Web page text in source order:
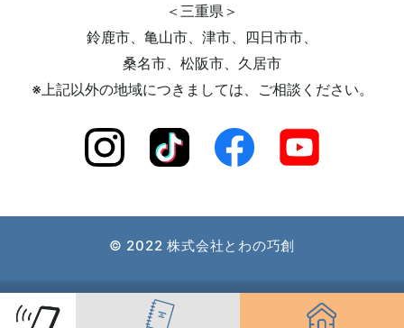
2023年08月 (5)
2023年07月 (6)
2023年06月 (8)
2023年03月 (10)
＜三重県＞
鈴鹿市、亀山市、津市、四日市市、
桑名市、松阪市、久居市
※上記以外の地域につきましては、
ご相談ください。
© 2022 株式会社とわの巧創